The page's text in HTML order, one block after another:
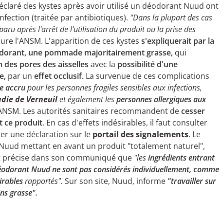
des kystes après avoir utilisé un déodorant Nuud ont
(traitée par antibiotiques). "Dans la plupart des cas
après l'arrêt de l'utilisation du produit ou la prise des
l'ANSM. L'apparition de ces kystes s'expliquerait par la
une pommade majoritairement grasse, qui
pores des aisselles avec la possibilité d'une
par un effet occlusif. La survenue de ces complications
accrupour les personnes fragiles sensibles aux infections,
de Verneuilet également lespersonnes allergiques aux
Les autorités sanitaires recommandent decesser
ce produit. En cas d'effets indésirables, il faut consulter
une déclaration sur le portail des signalements. Le
mettant en avant un produit "totalement naturel",
dans son communiqué que "lesingrédients entrant
Nuud ne sont pas considérés individuellement, comme
rapportés". Sur son site, Nuud, informe "travailler sur
grasse".